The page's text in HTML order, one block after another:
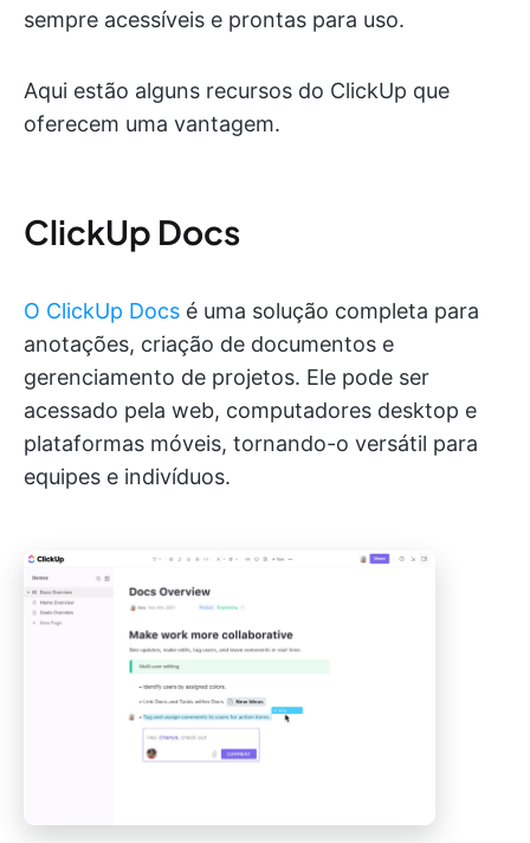
sempre acessíveis e prontas para uso.
Aqui estão alguns recursos do ClickUp que
oferecem uma vantagem.
ClickUp Docs
O ClickUp Docs é uma solução completa para
anotações, criação de documentos e
gerenciamento de projetos. Ele pode ser
acessado pela web, computadores desktop e
plataformas móveis, tornando-o versátil para
equipes e indivíduos.